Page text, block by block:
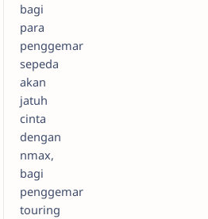
bagi
para
penggemar
sepeda
akan
jatuh
cinta
dengan
nmax,
bagi
penggemar
touring